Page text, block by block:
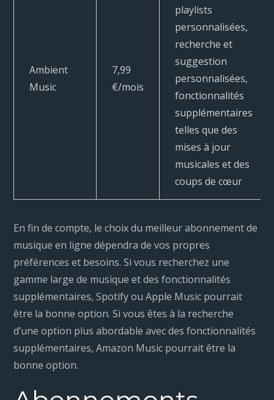
Ambient
Music
7,99
€/mois
playlists
personnalisées,
recherche et
suggestion
personnalisées,
fonctionnalités
supplémentaires
telles que des
mises à jour
musicales et des
coups de cœur
En fin de compte, le choix du meilleur abonnement de
musique en ligne dépendra de vos propres
préférences et besoins. Si vous recherchez une
gamme large de musique et des fonctionnalités
supplémentaires, Spotify ou Apple Music pourrait
être la bonne option. Si vous êtes à la recherche
d’une option plus abordable avec des fonctionnalités
supplémentaires, Amazon Music pourrait être la
bonne option.